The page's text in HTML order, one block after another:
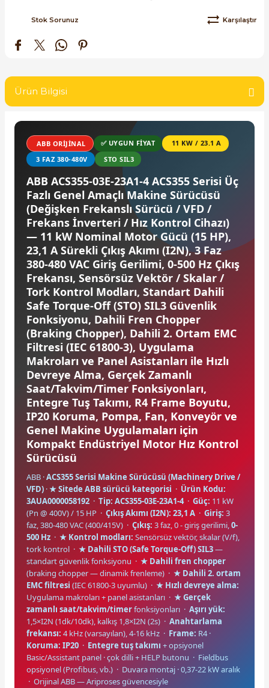
Şalterleri
Yol Vericiler
Pako Şalterler
SIMOTION Hareket Kontrol Üniteleri
Stok Sorunuz Karşılaştır
Ürün Bilgisi
ABB ORIJINAL ✅ UYGUN FIYAT
11 KW / 23.1 A
3 FAZ 380-480V
STO SIL3
ABB ACS355-03E-23A1-4 ACS355 Serisi Üç
Fazlı Genel Amaçlı Makine Sürücüsü
(Değişken Frekanslı Sürücü / VFD /
Frekans İnverteri / Hız Kontrol Cihazı)
— 11 kW Nominal Motor Gücü (15 HP),
23,1 A Sürekli Çıkış Akımı (I2N), 3 Faz
380-480 VAC Giriş Gerilimi, 0-500 Hz Çıkış
Frekansı, Sensörsüz Vektör / Skalar /
Tork Kontrol Modları, Standart Dahili
Safe Torque-Off (STO) SIL3 Güvenlik
Fonksiyonu, Dahili Fren Chopper
(Braking Chopper), Dahili 2. Ortam EMC
Filtresi (IEC 61800-3), Uygulama
Makroları ve Panel Asistanları ile Hızlı
Devreye Alma, Gerçek Zamanlı
Saat/Takvim/Timer Fonksiyonları,
Entegre Tuş Takımı, R4 Frame Boyutu,
IP20 Koruma, Pompa, Fan, Konveyör ve
Genel Makine Uygulamaları için
Kompakt Endüstriyel Motor Hız Kontrol
Sürücüsü
ABB ·ACS355 Serisi Makine Sürücüsü (Machinery Drive /
VFD) ·★ Sitede ABB sürücü kategorisi · Ürün Kodu:
3AUA0000058192 · Tip: ACS355-03E-23A1-4· Güç: 11 kW
(Pn @ 400V) / 15 HP · Çıkış Akımı (I2N): 23,1 A · Giriş: 3
faz, 380-480 VAC (400/415V) · Çıkış: 3 faz, 0 - giriş gerilimi,0-
500 Hz · ★ Kontrol modları: Sensörsüz vektör, skalar (V/f),
tork kontrol · ★ Dahili STO (Safe Torque-Off) SIL3—
standart güvenlik fonksiyonu · ★ Dahili fren chopper
(braking chopper — dinamik frenleme) · ★ Dahili 2. ortam
EMC filtresi (IEC 61800-3 uyumlu) · ★ Hızlı devreye alma:
Uygulama makroları + panel asistanları · ★ Gerçek
zamanlı saat/takvim/timerfonksiyonları · Aşırı yük:
1,5×I2N (1dk/10dk), kalkış 1,8×I2N (2s) · Anahtarlama
frekansı: 4 kHz (varsayılan), 4-16 kHz · Frame: R4 ·
Koruma: IP20 · Entegre tuş takımı + opsiyonel
Basic/Assistant panel · çok dilli + HELP butonu · Fieldbus
opsiyonel (Profibus, vb.) · Duvara montaj · 0,37-22 kW aralık
· Orijinal ABB — Ariproses güvencesiyle